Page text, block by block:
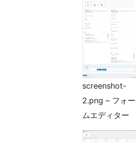
screenshot-
2.png – フォー
ムエディター